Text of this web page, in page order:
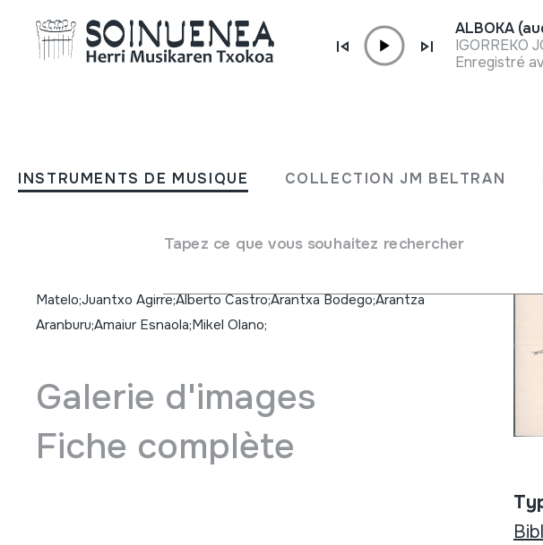
INSTRUMENTS DE MUSIQUE COLLECTION JM BELTRAN
Tapez ce que vous souhaitez rechercher
ALBOKA
IGORREKO
Enregistré
Aralar; Kirikuren begirada - La
Matelo;Juantxo Agirre;Alberto Castro;Arantxa Bodego;Arantza
Aranburu;Amaiur Esnaola;Mikel Olano;
Galerie d'images
Fiche complète